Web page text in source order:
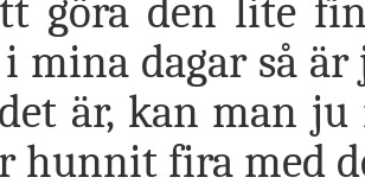
göra den lite
mina dagar så
är, kan man
hunnit fira med